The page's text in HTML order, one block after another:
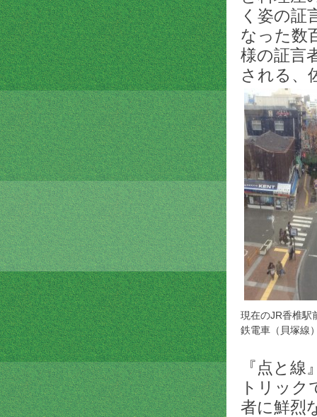
く姿の証
なった数
様の証言
される、
現在のJR香椎駅
鉄電車（貝塚線
『点と
トリック
者に鮮烈